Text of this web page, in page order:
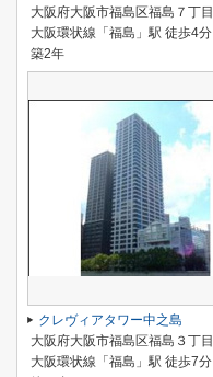
大阪府大阪市福島区福島７丁目
大阪環状線「福島」駅 徒歩4分
築2年
クレヴィアタワー中之島
大阪府大阪市福島区福島３丁目
大阪環状線「福島」駅 徒歩7分